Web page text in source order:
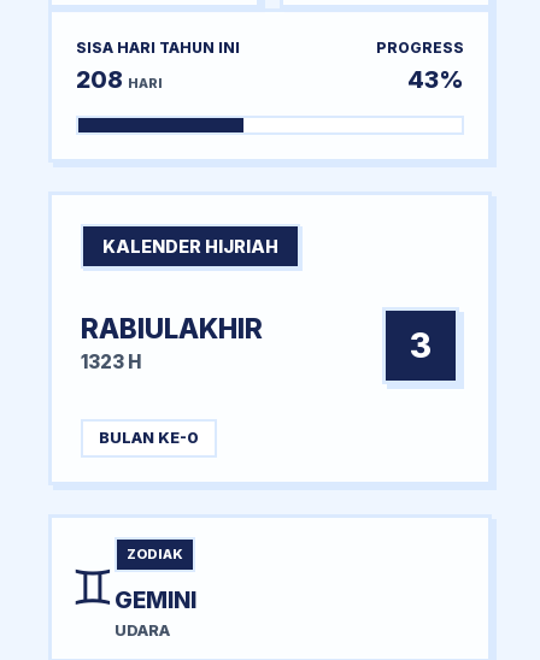
SISA HARI TAHUN INI
208 HARI
PROGRESS
43%
KALENDER HIJRIAH
RABIULAKHIR
1323 H 3
BULAN KE-0
♊
ZODIAK
GEMINI
UDARA